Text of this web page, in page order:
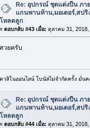
Re: อุปกรณ์ ชุดแต่งปืน ภา
แกนพานท้าน,มอเตอร์,สปริ
โหลดลูก
« ตอบกลับ #43 เมื่อ: ตุลาคม 31, 2018,
สวยครับ
คาสิโนออนไลน์ โบนัสไม่จำกัดครั้ง มั่นค
Re: อุปกรณ์ ชุดแต่งปืน ภา
แกนพานท้าน,มอเตอร์,สปริ
โหลดลูก
« ตอบกลับ #44 เมื่อ: ตุลาคม 31, 2018,